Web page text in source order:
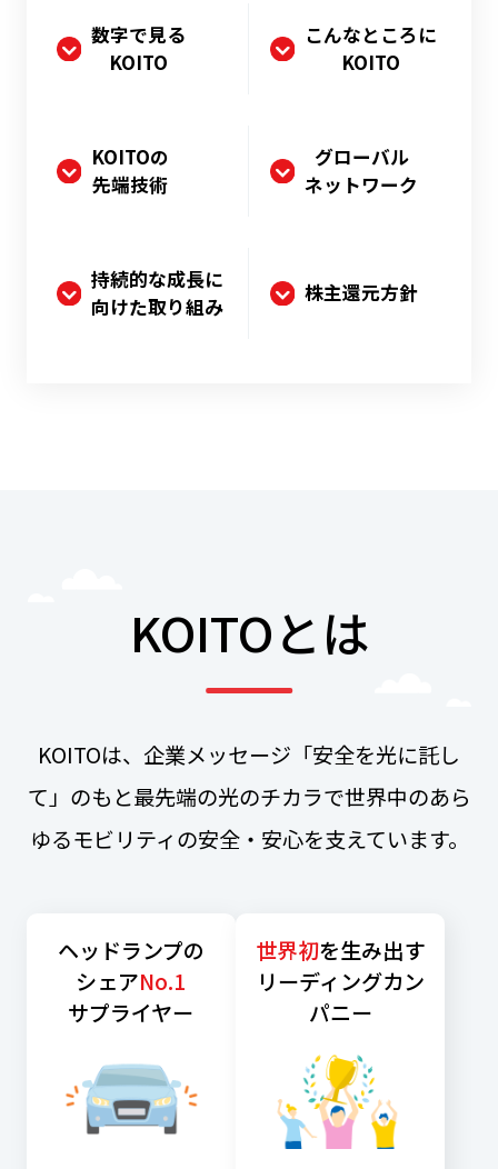
数字で見る
KOITO
こんなところに
KOITO
KOITOの
先端技術
グローバル
ネットワーク
持続的な成長に
向けた取り組み
株主還元方針
KOITOとは
KOITOは、企業メッセージ「安全を光に託し
て」のもと最先端の光のチカラで世界中のあら
ゆるモビリティの安全・安心を支えています。
ヘッドランプの
シェアNo.1
サプライヤー
世界初を生み出す
リーディングカン
パニー